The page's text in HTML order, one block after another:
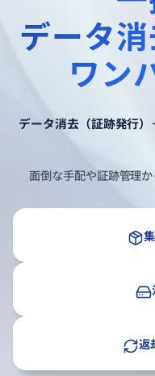
データ
ワン
データ消去（証跡発行
面倒な手配や証跡管理
返